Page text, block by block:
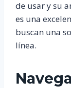
de usar y su
es una
buscan una
línea.